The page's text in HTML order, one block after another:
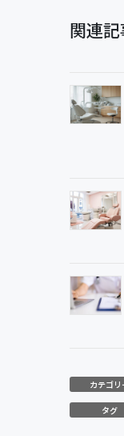
関連
カテゴリ
タグ